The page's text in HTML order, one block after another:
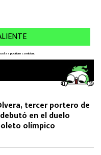
tercer portero de
en el duelo
olímpico